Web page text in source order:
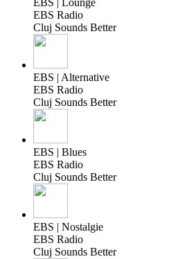
EBS | Lounge
EBS Radio
Cluj Sounds Better
EBS | Alternative
EBS Radio
Cluj Sounds Better
EBS | Blues
EBS Radio
Cluj Sounds Better
EBS | Nostalgie
EBS Radio
Cluj Sounds Better